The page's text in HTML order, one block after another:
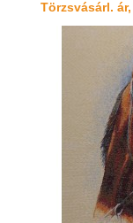
Törzsvásárl.